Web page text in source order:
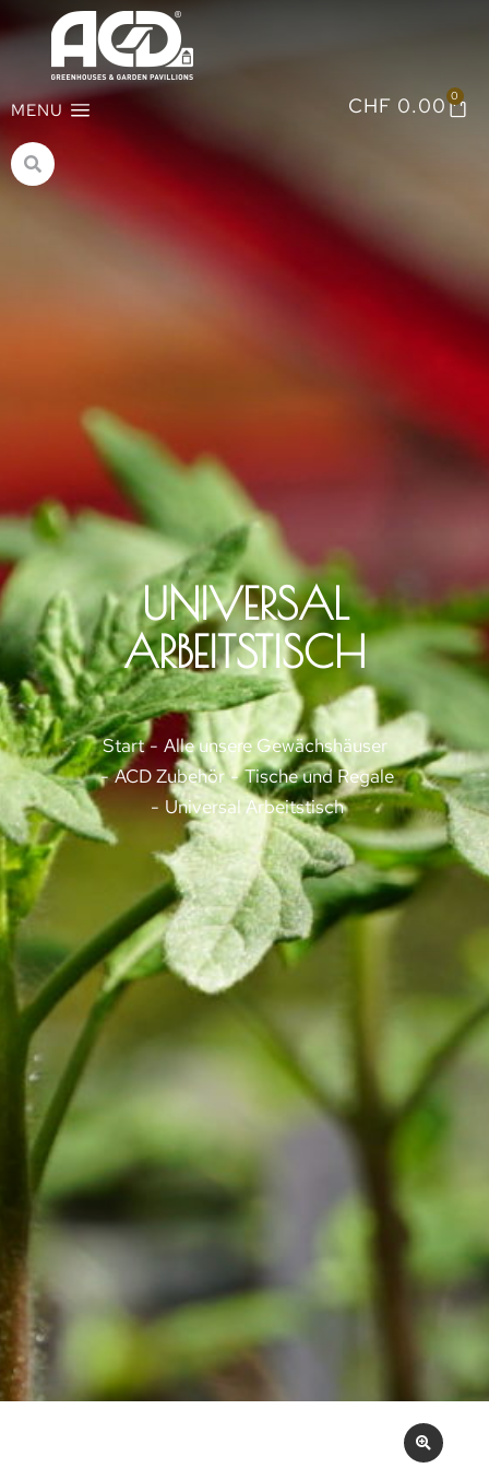
MENU CHF 0.00 0
UNIVERSAL
ARBEITSTISCH
Sie befinden sich hier:
Start
Alle unsere Gewächshäuser
ACD Zubehör
Tische und Regale
Universal Arbeitstisch